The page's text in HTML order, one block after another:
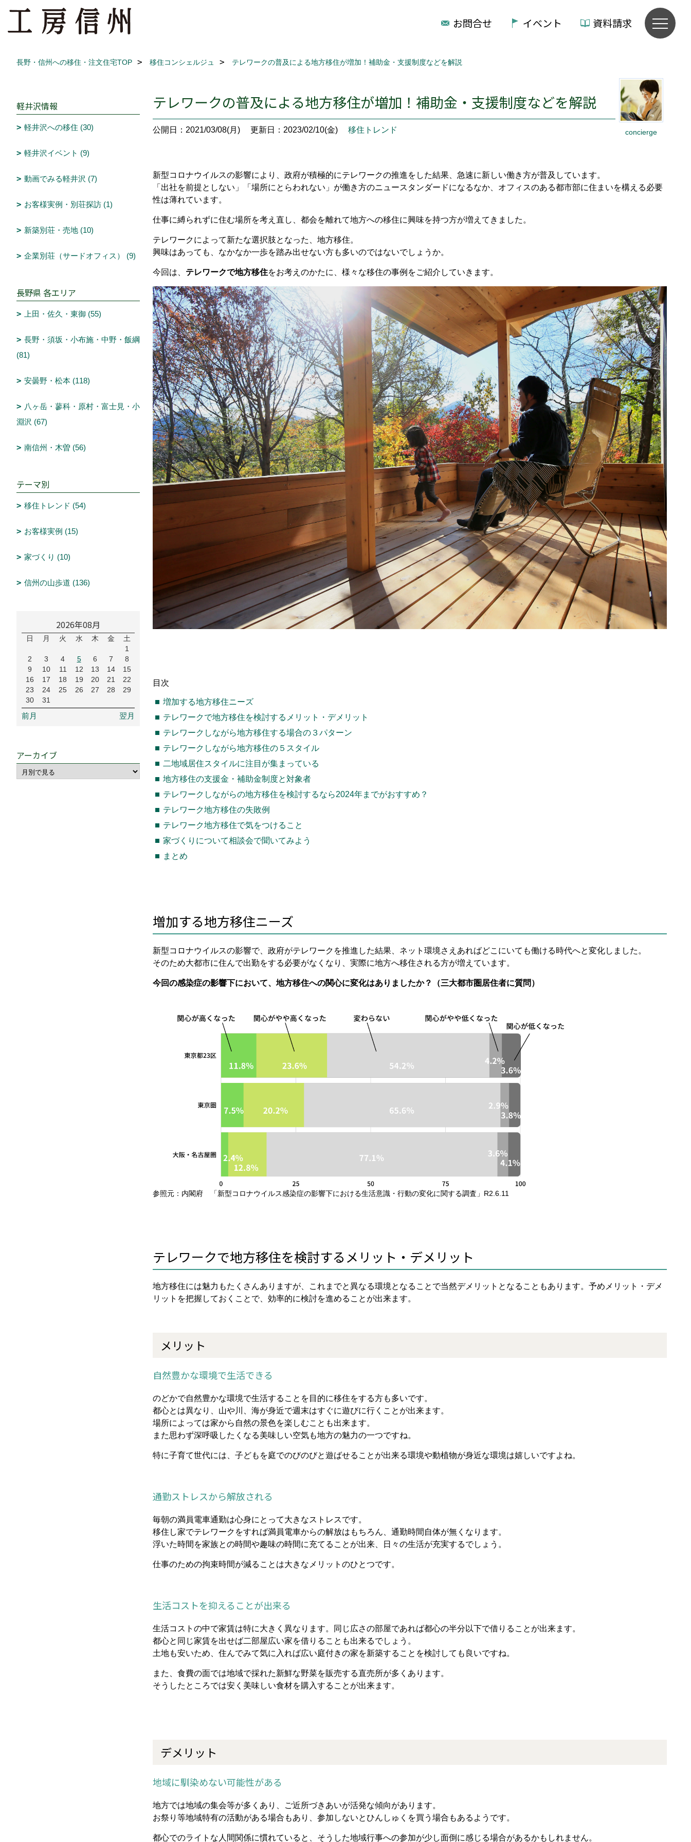
お問合せ イベント 資料請求
長野・信州への移住・注文住宅TOP 移住コンシェルジュ テレワークの普及による地方移住が増加！補助金・支援制度などを解説
concierge
テレワークの普及による地方移住が増加！補助金・支援制度などを解説
公開日：2021/03/08(月) 更新日：2023/02/10(金) 移住トレンド
新型コロナウイルスの影響により、政府が積極的にテレワークの推進をした結果、急速に新しい働き方が普及しています。
「出社を前提としない」「場所にとらわれない」が働き方のニュースタンダードになるなか、オフィスのある都市部に住まいを構える必要
性は薄れています。
仕事に縛られずに住む場所を考え直し、都会を離れて地方への移住に興味を持つ方が増えてきました。
テレワークによって新たな選択肢となった、地方移住。
興味はあっても、なかなか一歩を踏み出せない方も多いのではないでしょうか。
今回は、 テレワークで地方移住をお考えのかたに、様々な移住の事例をご紹介していきます。
目次
増加する地方移住ニーズ
テレワークで地方移住を検討するメリット・デメリット
テレワークしながら地方移住する場合の３パターン
テレワークしながら地方移住の５スタイル
二地域居住スタイルに注目が集まっている
地方移住の支援金・補助金制度と対象者
テレワークしながらの地方移住を検討するなら2024年までがおすすめ？
テレワーク地方移住の失敗例
テレワーク地方移住で気をつけること
家づくりについて相談会で聞いてみよう
まとめ
増加する地方移住ニーズ
新型コロナウイルスの影響で、政府がテレワークを推進した結果、ネット環境さえあればどこにいても働ける時代へと変化しました。
そのため大都市に住んで出勤をする必要がなくなり、実際に地方へ移住される方が増えています。
今回の感染症の影響下において、地方移住への関心に変化はありましたか？（三大都市圏居住者に質問）
参照元：内閣府 「新型コロナウイルス感染症の影響下における生活意識・行動の変化に関する調査」R2.6.11
テレワークで地方移住を検討するメリット・デメリット
地方移住には魅力もたくさんありますが、これまでと異なる環境となることで当然デメリットとなることもあります。予めメリット・デメ
リットを把握しておくことで、効率的に検討を進めることが出来ます。
メリット
自然豊かな環境で生活できる
のどかで自然豊かな環境で生活することを目的に移住をする方も多いです。
都心とは異なり、山や川、海が身近で週末はすぐに遊びに行くことが出来ます。
場所によっては家から自然の景色を楽しむことも出来ます。
また思わず深呼吸したくなる美味しい空気も地方の魅力の一つですね。
特に子育て世代には、子どもを庭でのびのびと遊ばせることが出来る環境や動植物が身近な環境は嬉しいですよね。
通勤ストレスから解放される
毎朝の満員電車通勤は心身にとって大きなストレスです。
移住し家でテレワークをすれば満員電車からの解放はもちろん、通勤時間自体が無くなります。
浮いた時間を家族との時間や趣味の時間に充てることが出来、日々の生活が充実するでしょう。
仕事のための拘束時間が減ることは大きなメリットのひとつです。
生活コストを抑えることが出来る
生活コストの中で家賃は特に大きく異なります。同じ広さの部屋であれば都心の半分以下で借りることが出来ます。
都心と同じ家賃を出せば二部屋広い家を借りることも出来るでしょう。
土地も安いため、住んでみて気に入れば広い庭付きの家を新築することを検討しても良いですね。
また、食費の面では地域で採れた新鮮な野菜を販売する直売所が多くあります。
そうしたところでは安く美味しい食材を購入することが出来ます。
デメリット
地域に馴染めない可能性がある
地方では地域の集会等が多くあり、ご近所づきあいが活発な傾向があります。
お祭り等地域特有の活動がある場合もあり、参加しないとひんしゅくを買う場合もあるようです。
都心でのライトな人間関係に慣れていると、そうした地域行事への参加が少し面倒に感じる場合があるかもしれません。
軽井沢情報
軽井沢への移住 (30)
軽井沢イベント (9)
動画でみる軽井沢 (7)
お客様実例・別荘探訪 (1)
新築別荘・売地 (10)
企業別荘（サードオフィス） (9)
長野県 各エリア
上田・佐久・東御 (55)
長野・須坂・小布施・中野・飯綱
(81)
安曇野・松本 (118)
八ヶ岳・蓼科・原村・富士見・小
淵沢 (67)
南信州・木曽 (56)
テーマ別
移住トレンド (54)
お客様実例 (15)
家づくり (10)
信州の山歩道 (136)
2026年08月
日 月 火 水 木 金
土
1
2
3 4 5 6 7
8
9
10 11 12 13 14
15
16
17 18 19 20 21
22
23
24 25 26 27 28
29
30
31
前月 翌月
アーカイブ